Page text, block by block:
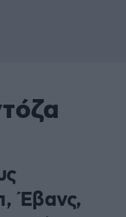
Έβανς,